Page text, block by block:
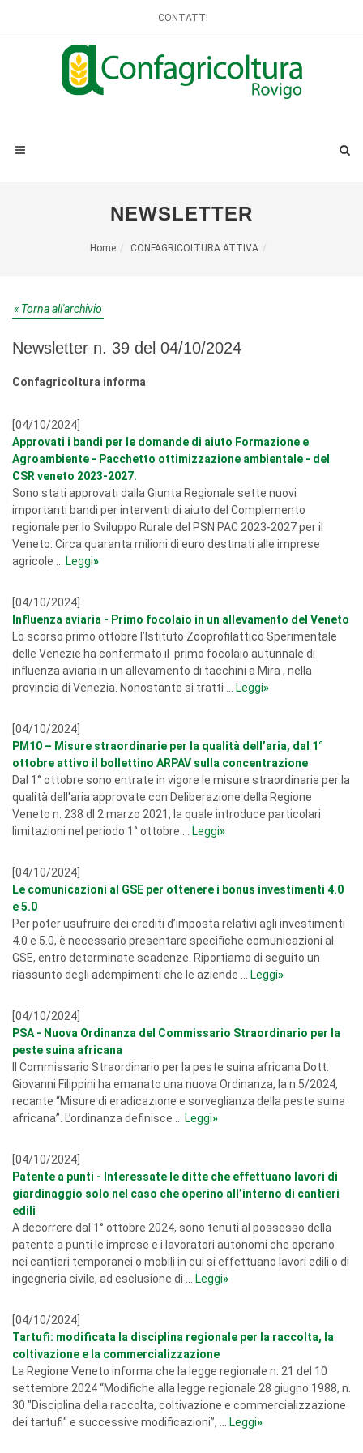
CONTATTI
NEWSLETTER
Home CONFAGRICOLTURA ATTIVA
« Torna all'archivio
Newsletter n. 39 del 04/10/2024
Confagricoltura informa
[04/10/2024]
Approvati i bandi per le domande di aiuto Formazione e
Agroambiente - Pacchetto ottimizzazione ambientale - del
CSR veneto 2023-2027.
Sono stati approvati dalla Giunta Regionale sette nuovi
importanti bandi per interventi di aiuto del Complemento
regionale per lo Sviluppo Rurale del PSN PAC 2023-2027 per il
Veneto. Circa quaranta milioni di euro destinati alle imprese
agricole ...
Leggi»
[04/10/2024]
Influenza aviaria - Primo focolaio in un allevamento del Veneto
Lo scorso primo ottobre l’Istituto Zooprofilattico Sperimentale
delle Venezie ha confermato il primo focolaio autunnale di
influenza aviaria in un allevamento di tacchini a Mira , nella
provincia di Venezia. Nonostante si tratti ...
Leggi»
[04/10/2024]
PM10 – Misure straordinarie per la qualità dell’aria, dal 1°
ottobre attivo il bollettino ARPAV sulla concentrazione
Dal 1° ottobre sono entrate in vigore le misure straordinarie per la
qualità dell'aria approvate con Deliberazione della Regione
Veneto n. 238 dl 2 marzo 2021, la quale introduce particolari
limitazioni nel periodo 1° ottobre ...
Leggi»
[04/10/2024]
Le comunicazioni al GSE per ottenere i bonus investimenti 4.0
e 5.0
Per poter usufruire dei crediti d’imposta relativi agli investimenti
4.0 e 5.0, è necessario presentare specifiche comunicazioni al
GSE, entro determinate scadenze. Riportiamo di seguito un
riassunto degli adempimenti che le aziende ...
Leggi»
[04/10/2024]
PSA - Nuova Ordinanza del Commissario Straordinario per la
peste suina africana
Il Commissario Straordinario per la peste suina africana Dott.
Giovanni Filippini ha emanato una nuova Ordinanza, la n.5/2024,
recante “Misure di eradicazione e sorveglianza della peste suina
africana”. L’ordinanza definisce ...
Leggi»
[04/10/2024]
Patente a punti - Interessate le ditte che effettuano lavori di
giardinaggio solo nel caso che operino all’interno di cantieri
edili
A decorrere dal 1° ottobre 2024, sono tenuti al possesso della
patente a punti le imprese e i lavoratori autonomi che operano
nei cantieri temporanei o mobili in cui si effettuano lavori edili o di
ingegneria civile, ad esclusione di ...
Leggi»
[04/10/2024]
Tartufi: modificata la disciplina regionale per la raccolta, la
coltivazione e la commercializzazione
La Regione Veneto informa che la legge regionale n. 21 del 10
settembre 2024 “Modifiche alla legge regionale 28 giugno 1988, n.
30 "Disciplina della raccolta, coltivazione e commercializzazione
dei tartufi" e successive modificazioni”, ...
Leggi»